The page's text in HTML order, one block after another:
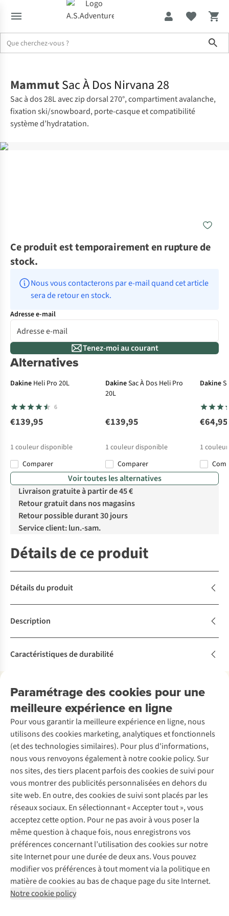
MammutSac À Dos Nirvana 28
Sac à dos 28L avec zip dorsal 270°, compartiment avalanche,
fixation ski/snowboard, porte-casque et compatibilité
système d’hydratation.
Ce produit est temporairement en rupture de
stock.
Nous vous contacterons par e-mail quand cet article
sera de retour en stock.
Adresse e-mail
Tenez-moi au courant
Alternatives
Dakine Heli Pro 20L
6
€139,95
1 couleur disponible
Comparer
DakineSac À Dos Heli Pro
20L
€139,95
1 couleur disponible
Comparer
Dakine
€64,95
1
Voir toutes les alternatives
Livraison gratuite à partir de 45 €
Retour gratuit dans nos magasins
Retour possible durant 30 jours
Service client: lun.-sam.
Détails de ce produit
Détails du produit
Description
Caractéristiques de durabilité
Paramétrage des cookies pour une
meilleure expérience en ligne
Pour vous garantir la meilleure expérience en ligne, nous
utilisons des cookies marketing, analytiques et fonctionnels
(et des technologies similaires). Pour plus d'informations,
nous vous renvoyons également à notre cookie policy. Sur
nos sites, des tiers placent parfois des cookies de suivi pour
vous montrer des publicités personnalisées en dehors du
site web. En outre, des cookies de suivi sont placés par les
réseaux sociaux. En sélectionnant « Accepter tout », vous
acceptez cette option. Pour ne pas avoir à vous poser la
même question à chaque fois, nous enregistrons vos
préférences concernant l’utilisation des cookies sur notre
site Internet pour une durée de deux ans. Vous pouvez
modifier vos préférences à tout moment via la politique en
matière de cookies au bas de chaque page du site Internet.
Notre cookie policy
Service client
Questions fréquentes
Commander
Payer
Livraison
Retourner
Rétractation d'une commande
Entretien & réparations
Garantie
Contactez-nous
À propos de nous
Travailler chez A.S.Adventure
Explore More
Entreprise responsable
À propos d’Ayacucho
Nos magasins
À propos d’A.S.Adventure
Déclaration d'accessibilité
Nos services
Location / Location sports d’hiver
Seconde-main
Entretien de ski
Service de lavage
Entretien de chaussures
Réparation de chaussures
Réparation de vêtements
Retouches
Pour les entreprises
Découvrez
A.S.Magazine
Explore Camp
Gear Check
Expertise & conseils
Abonnez-vous à la newsletter